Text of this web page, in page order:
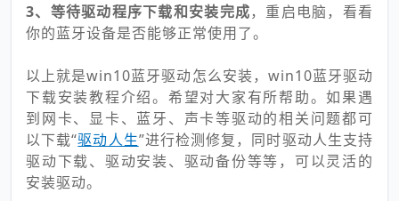
3、等待驱动程序下载和安装完成，重启电脑，看看
你的蓝牙设备是否能够正常使用了。
以上就是win10蓝牙驱动怎么安装，win10蓝牙驱动
下载安装教程介绍。希望对大家有所帮助。如果遇
到网卡、显卡、蓝牙、声卡等驱动的相关问题都可
以下载“驱动人生”进行检测修复，同时驱动人生支持
驱动下载、驱动安装、驱动备份等等，可以灵活的
安装驱动。